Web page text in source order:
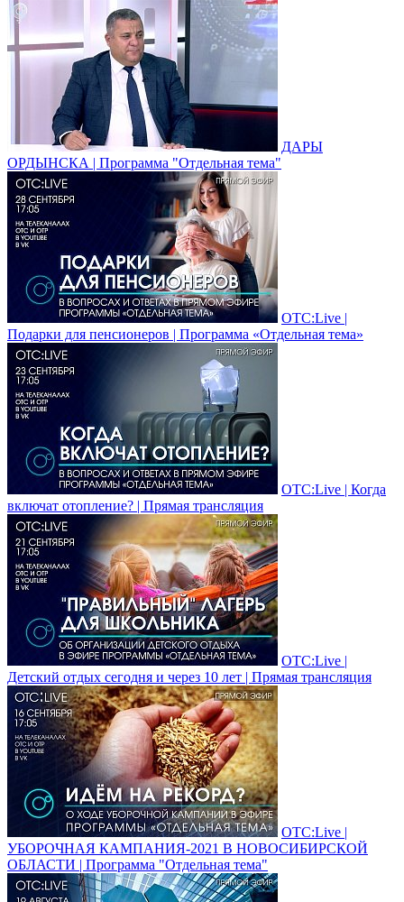
ДАРЫ
ОРДЫНСКА | Программа "Отдельная тема"
ОТС:Live |
Подарки для пенсионеров | Программа «Отдельная тема»
ОТС:Live | Когда
включат отопление? | Прямая трансляция
ОТС:Live |
Детский отдых сегодня и через 10 лет | Прямая трансляция
ОТС:Live |
УБОРОЧНАЯ КАМПАНИЯ-2021 В НОВОСИБИРСКОЙ
ОБЛАСТИ | Программа "Отдельная тема"